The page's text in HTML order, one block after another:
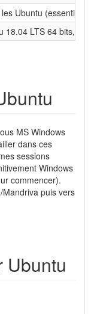
Ubuntu
18.04 LTS 64 bits,
MS Windows
dans ces
sessions
Windows
commencer).
puis vers
Ubuntu